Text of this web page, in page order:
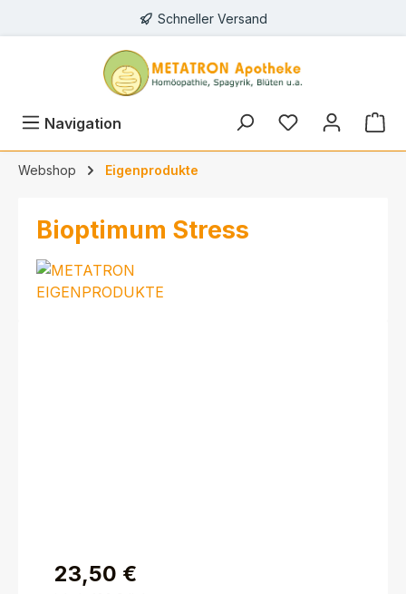
Schneller Versand
Navigation
Webshop Eigenprodukte
Bioptimum Stress
23,50 €